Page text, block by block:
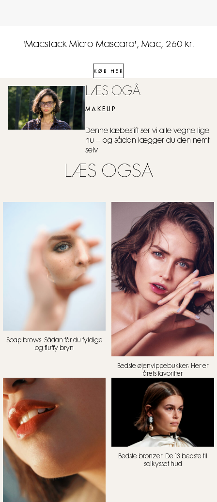
'Macstack Micro Mascara', Mac, 260 kr.
KØB HER
LÆS OGÅ
MAKEUP
Denne læbestift ser vi alle vegne lige
nu – og sådan lægger du den nemt
selv
LÆS OGSÅ
Soap brows: Sådan får du fyldige
og fluffy bryn
Bedste øjenvippebukker: Her er
årets favoritter
Bedste bronzer: De 13 bedste til
solkysset hud